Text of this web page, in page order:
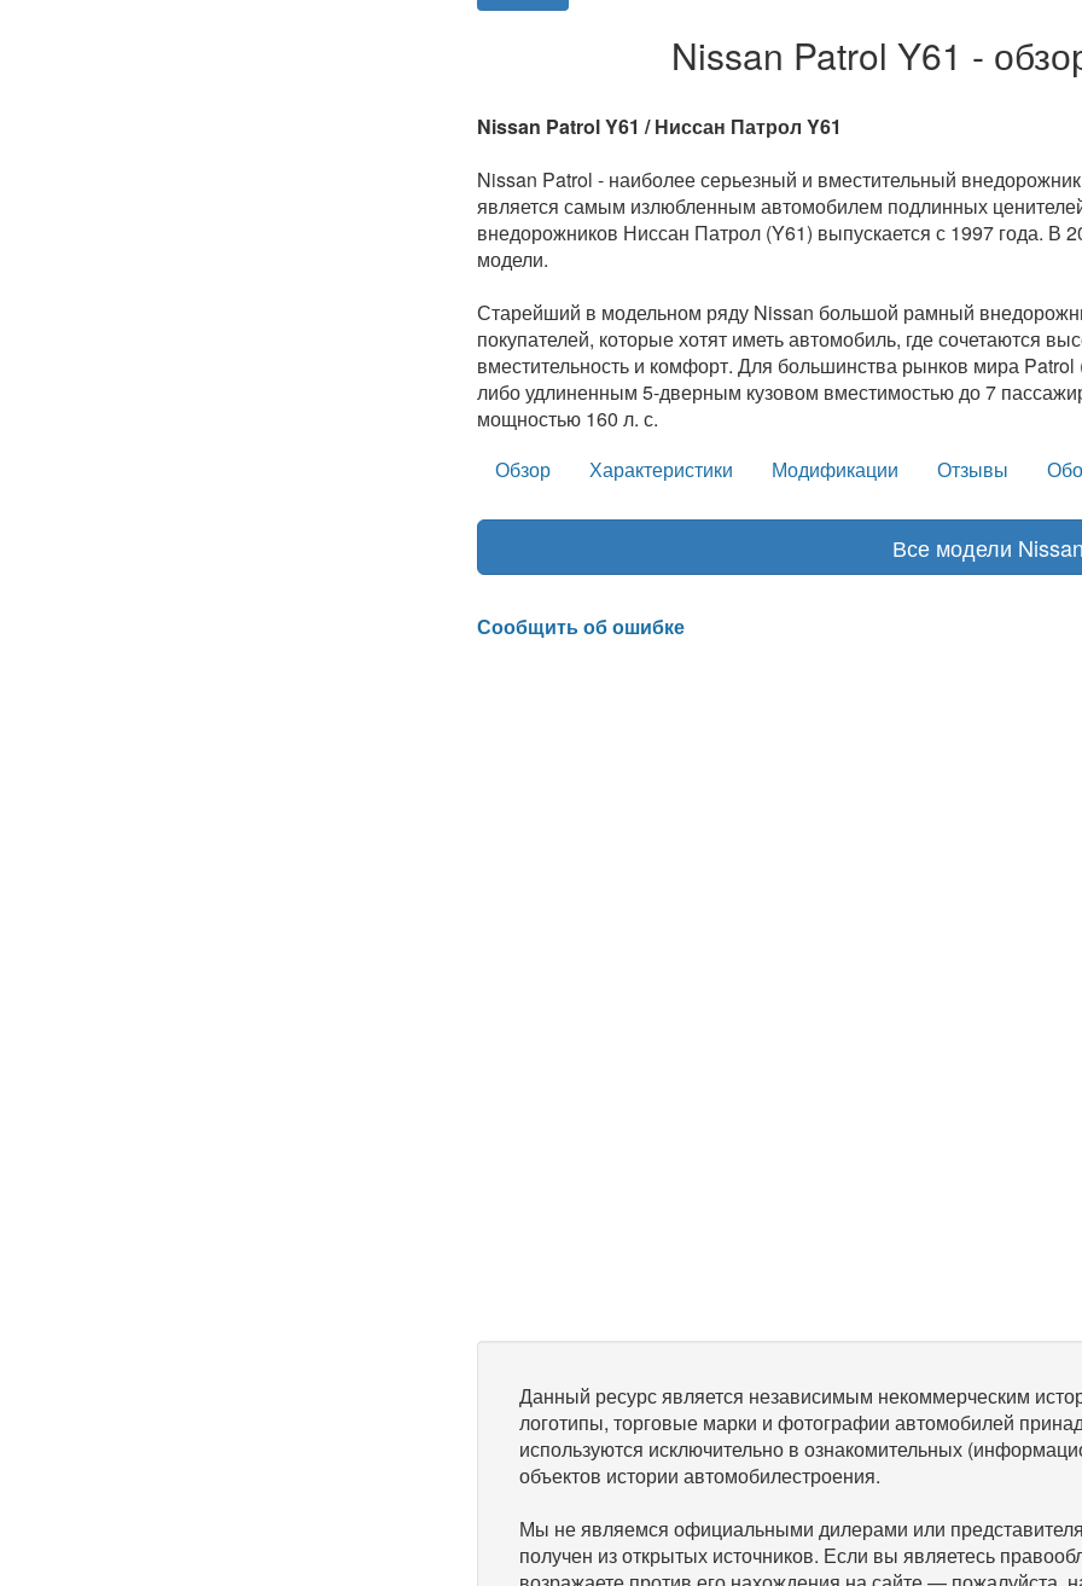
Nissan Patrol Y61 -
Nissan Patrol Y61 / Ниссан Патрол Y61
Nissan Patrol - наиболее серьезный и вместительный
является самым излюбленным автомобилем подлинных
внедорожников Ниссан Патрол (Y61) выпускается с 1997 года. В
модели.
Старейший в модельном ряду Nissan большой рамный
покупателей, которые хотят иметь автомобиль, где сочетаются
вместительность и комфорт. Для большинства рынков мира
либо удлиненным 5-дверным кузовом вместимостью до 7
мощностью 160 л. с.
Обзор
Характеристики Модификации Отзывы
Все модели
Сообщить об ошибке
Данный ресурс является независимым некоммерческим
логотипы, торговые марки и фотографии автомобилей
используются исключительно в ознакомительных
объектов истории автомобилестроения.
Мы не являемся официальными дилерами или
получен из открытых источников. Если вы являетесь